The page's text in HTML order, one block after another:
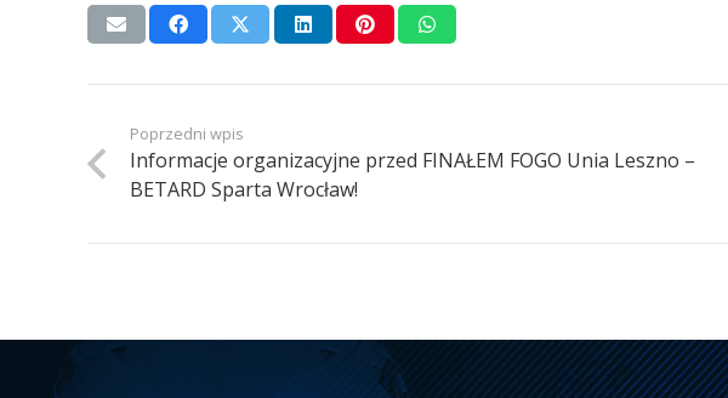
Poprzedni wpis
Informacje organizacyjne przed FINAŁEM FOGO Unia Leszno –
BETARD Sparta Wrocław!